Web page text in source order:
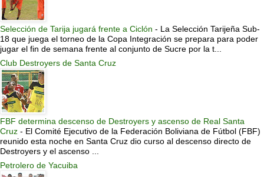
Selección de Tarija jugará frente a Ciclón - La Selección Tarijeña Sub-
18 que juega el torneo de la Copa Integración se prepara para poder
jugar el fin de semana frente al conjunto de Sucre por la t...
Club Destroyers de Santa Cruz
FBF determina descenso de Destroyers y ascenso de Real Santa
Cruz - El Comité Ejecutivo de la Federación Boliviana de Fútbol (FBF)
reunido esta noche en Santa Cruz dio curso al descenso directo de
Destroyers y el ascenso ...
Petrolero de Yacuiba